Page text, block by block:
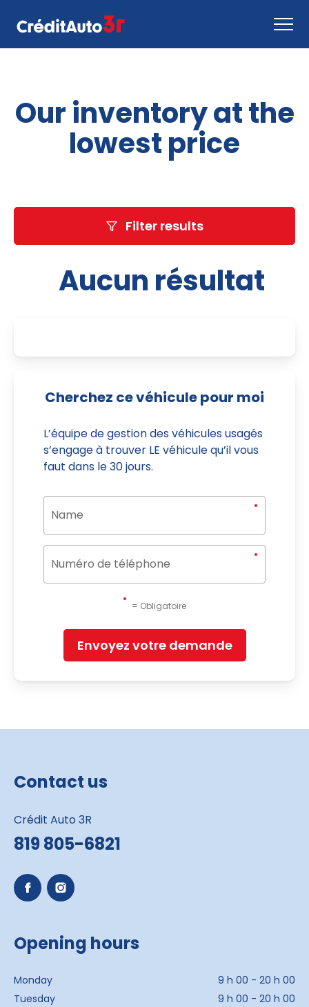
How it works
Contact us
Inventory
Our inventory at the
lowest price
Filter results
Aucun résultat
Cherchez ce véhicule pour moi
L’équipe de gestion des véhicules usagés
s’engage à trouver LE véhicule qu’il vous
faut dans le 30 jours.
= Obligatoire
Envoyez votre demande
Contact us
Crédit Auto 3R
819 805-6821
Opening hours
Monday
9 h 00 - 20 h 00
Tuesday
9 h 00 - 20 h 00